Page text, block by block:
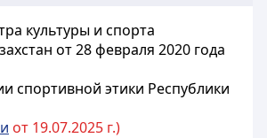
культуры и спорта
от 28 февраля 2020 года
спортивной этики Республики
от 19.07.2025 г.)